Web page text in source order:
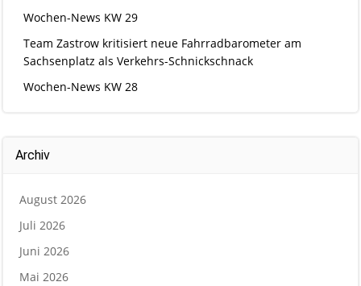
Wochen-News KW 29
Team Zastrow kritisiert neue Fahrradbarometer am
Sachsenplatz als Verkehrs-Schnickschnack
Wochen-News KW 28
Archiv
August 2026
Juli 2026
Juni 2026
Mai 2026